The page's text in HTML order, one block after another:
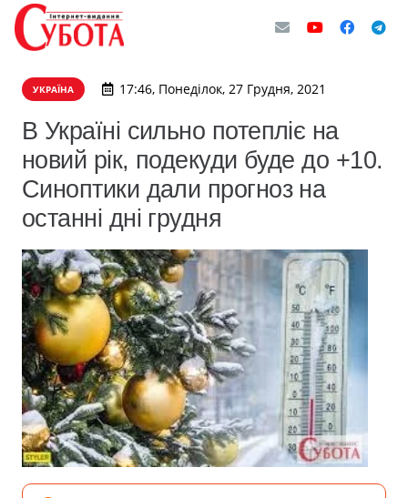
УКРАЇНА 17:46, Понеділок, 27 Грудня, 2021
В Україні сильно потепліє на
новий рік, подекуди буде до +10.
Синоптики дали прогноз на
останні дні грудня